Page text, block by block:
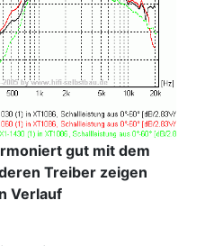
gut mit dem
Treiber zeigen
Verlauf